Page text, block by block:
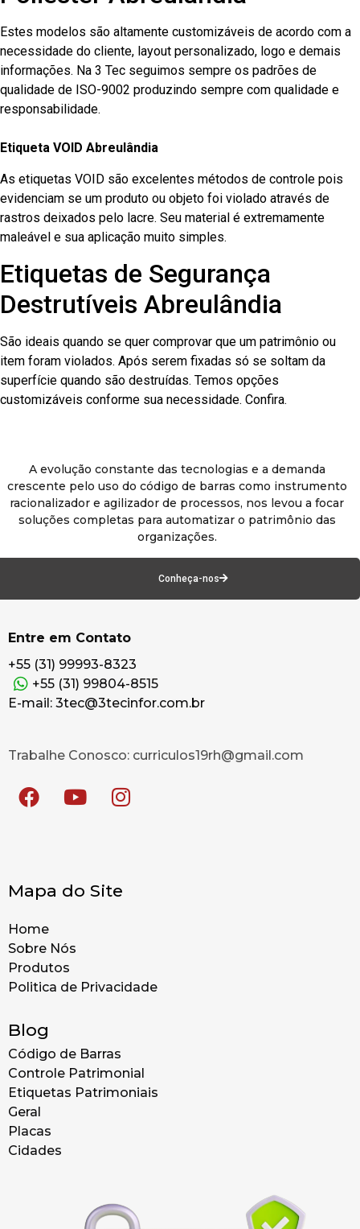
Estes modelos são altamente customizáveis de acordo com a
necessidade do cliente, layout personalizado, logo e demais
informações. Na 3 Tec seguimos sempre os padrões de
qualidade de ISO-9002 produzindo sempre com qualidade e
responsabilidade.
Etiqueta VOID Abreulândia
As etiquetas VOID são excelentes métodos de controle pois
evidenciam se um produto ou objeto foi violado através de
rastros deixados pelo lacre. Seu material é extremamente
maleável e sua aplicação muito simples.
Etiquetas de Segurança
Destrutíveis Abreulândia
São ideais quando se quer comprovar que um patrimônio ou
item foram violados. Após serem fixadas só se soltam da
superfície quando são destruídas. Temos opções
customizáveis conforme sua necessidade. Confira.
A evolução constante das tecnologias e a demanda
crescente pelo uso do código de barras como instrumento
racionalizador e agilizador de processos, nos levou a focar
soluções completas para automatizar o patrimônio das
organizações.
Conheça-nos
Entre em Contato
+55 (31) 99993-8323
+55 (31) 99804-8515
E-mail: 3tec@3tecinfor.com.br
Trabalhe Conosco: curriculos19rh@gmail.com
Mapa do Site
Home
Sobre Nós
Produtos
Politica de Privacidade
Blog
Código de Barras
Controle Patrimonial
Etiquetas Patrimoniais
Geral
Placas
Cidades